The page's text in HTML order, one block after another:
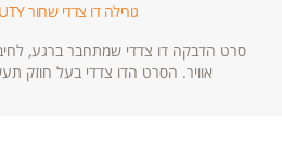
גורילה דו צדדי שחור HEAVY DUTY
סרט הדבקה דו צדדי שמתחבר ברגע,
אוויר. הסרט הדו צדדי בעל חוזק